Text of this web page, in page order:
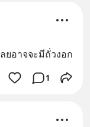
ยอาจจะมีถั่วงอก
1